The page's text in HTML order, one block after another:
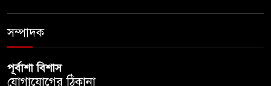
বেসরকারি জ্বালানি তেল আমদানিতে
সম্পাদক
পূর্বাশা বিশাস
যোগাযোগের ঠিকানা